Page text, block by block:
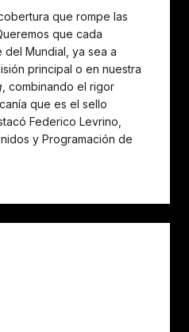
que rompe las
que cada
Mundial, ya sea a
principal o en nuestra
, combinando el rigor
que es el sello
Federico Levrino,
y Programación de